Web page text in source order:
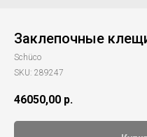
Заклепочные
Schüco
SKU: 289247
46050,00 р.